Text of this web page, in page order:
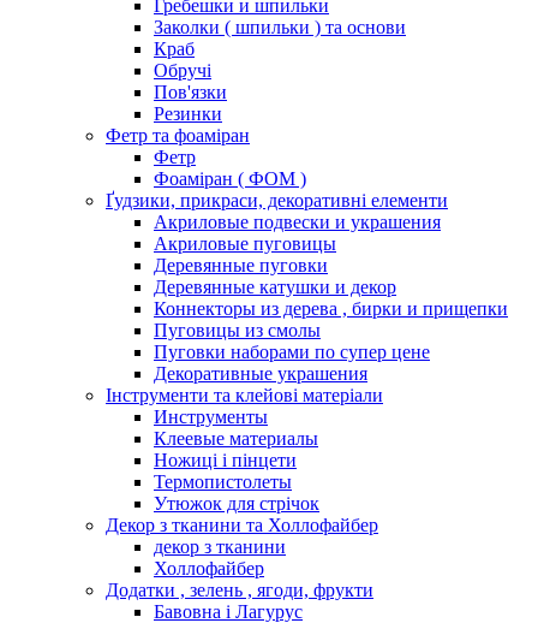
Гребешки и шпильки
Заколки ( шпильки ) та основи
Краб
Обручі
Пов'язки
Резинки
Фетр та фоаміран
Фетр
Фоаміран ( ФОМ )
Ґудзики, прикраси, декоративні елементи
Акриловые подвески и украшения
Акриловые пуговицы
Деревянные пуговки
Деревянные катушки и декор
Коннекторы из дерева , бирки и прищепки
Пуговицы из смолы
Пуговки наборами по супер цене
Декоративные украшения
Інструменти та клейові матеріали
Инструменты
Клеевые материалы
Ножиці і пінцети
Термопистолеты
Утюжок для стрічок
Декор з тканини та Холлофайбер
декор з тканини
Холлофайбер
Додатки , зелень , ягоди, фрукти
Бавовна і Лагурус